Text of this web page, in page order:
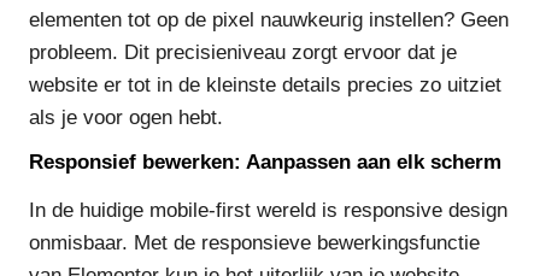
elementen tot op de pixel nauwkeurig instellen? Geen
probleem. Dit precisieniveau zorgt ervoor dat je
website er tot in de kleinste details precies zo uitziet
als je voor ogen hebt.
Responsief bewerken: Aanpassen aan elk scherm
In de huidige mobile-first wereld is responsive design
onmisbaar. Met de responsieve bewerkingsfunctie